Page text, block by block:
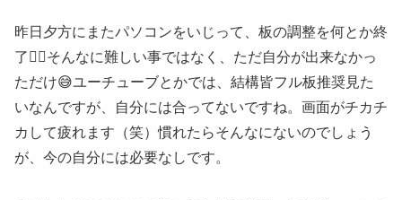
昨日夕方にまたパソコンをいじって、板の調整を何とか終
了😮‍💨そんなに難しい事ではなく、ただ自分が出来なかっ
ただけ😅ユーチューブとかでは、結構皆フル板推奨見た
いなんですが、自分には合ってないですね。画面がチカチ
カして疲れます（笑）慣れたらそんなにないのでしょう
が、今の自分には必要なしです。